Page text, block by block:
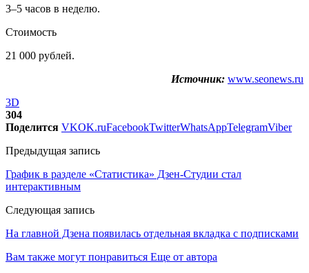
3–5 часов в неделю.
Стоимость
21 000 рублей.
Источник: www.seonews.ru
3D
304
Поделится VKOK.ruFacebookTwitterWhatsAppTelegramViber
Предыдущая запись
График в разделе «Статистика» Дзен-Студии стал
интерактивным
Следующая запись
На главной Дзена появилась отдельная вкладка с подписками
Вам также могут понравиться Еще от автора